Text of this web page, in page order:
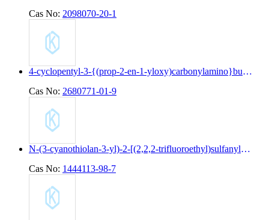
Cas No: 2098070-20-1
4-cyclopentyl-3-{(prop-2-en-1-yloxy)carbonylamino}butanoic acid
Cas No: 2680771-01-9
N-(3-cyanothiolan-3-yl)-2-[(2,2,2-trifluoroethyl)sulfanyl]pyridine-4-carboxamide
Cas No: 1444113-98-7